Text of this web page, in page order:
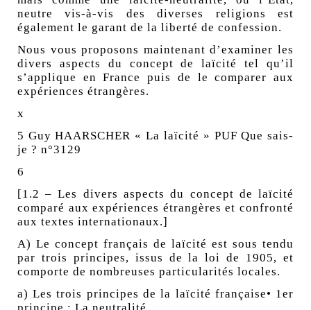
neutre vis-à-vis des diverses religions est
également le garant de la liberté de confession.
Nous vous proposons maintenant d’examiner les
divers aspects du concept de laïcité tel qu’il
s’applique en France puis de le comparer aux
expériences étrangères.
x
5 Guy HAARSCHER « La laïcité » PUF Que sais-
je ? n°3129
6
[1.2 – Les divers aspects du concept de laïcité
comparé aux expériences étrangères et confronté
aux textes internationaux.]
A) Le concept français de laïcité est sous tendu
par trois principes, issus de la loi de 1905, et
comporte de nombreuses particularités locales.
a) Les trois principes de la laïcité française• 1er